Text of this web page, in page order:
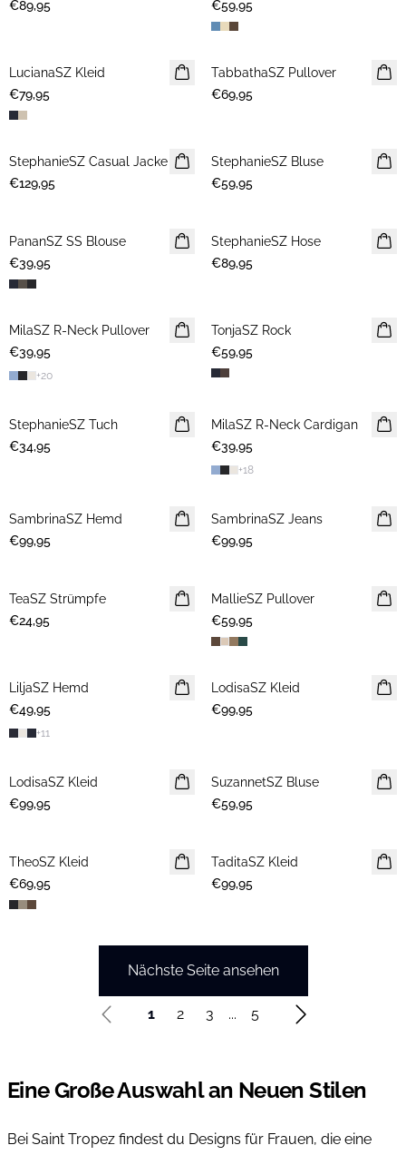
€89,95 €59,95
NEUHEIT
LucianaSZ Kleid
€79,95
NEUHEIT
TabbathaSZ Pullover
€69,95
NEUHEIT
StephanieSZ Casual Jacke
€129,95
NEUHEIT
StephanieSZ Bluse
€59,95
NEUHEIT
PananSZ SS Blouse
€39,95
NEUHEIT
StephanieSZ Hose
€89,95
NEUHEIT
MilaSZ R-Neck Pullover
€39,95
+20
NEUHEIT
TonjaSZ Rock
€59,95
NEUHEIT
StephanieSZ Tuch
€34,95
NEUHEIT
MilaSZ R-Neck Cardigan
€39,95
+18
NEUHEIT
SambrinaSZ Hemd
€99,95
NEUHEIT
SambrinaSZ Jeans
€99,95
NEUHEIT
TeaSZ Strümpfe
€24,95
NEUHEIT
MallieSZ Pullover
€59,95
NEUHEIT
LiljaSZ Hemd
€49,95
+11
NEUHEIT
LodisaSZ Kleid
€99,95
NEUHEIT
LodisaSZ Kleid
€99,95
NEUHEIT
SuzannetSZ Bluse
€59,95
NEUHEIT
TheoSZ Kleid
€69,95
NEUHEIT
TaditaSZ Kleid
€99,95
Nächste Seite ansehen
1 2 3 ... 5
Eine Große Auswahl an Neuen Stilen
Bei Saint Tropez findest du Designs für Frauen, die eine